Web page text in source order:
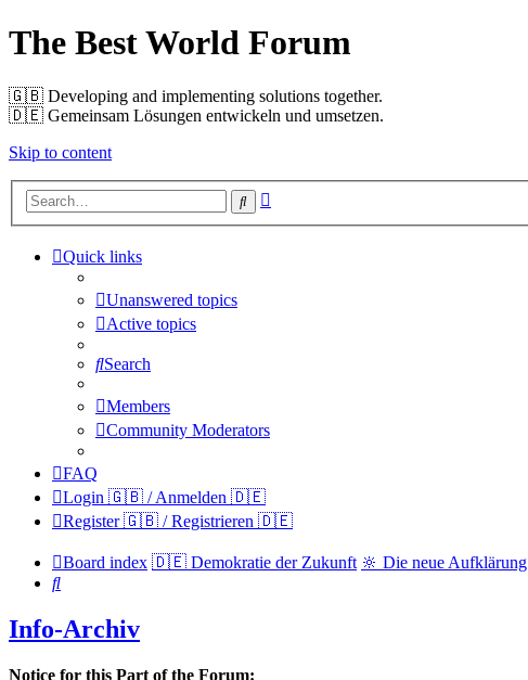
The Best World Forum
🇬🇧️ Developing and implementing solutions together.
🇩🇪️ Gemeinsam Lösungen entwickeln und umsetzen.
Skip to content
Search
Quick links
Unanswered topics
Active topics
Search
Members
Community Moderators
FAQ
Login 🇬🇧 / Anmelden 🇩🇪
Register 🇬🇧 / Registrieren 🇩🇪
Board index 🇩🇪 Demokratie der Zukunft 🔆 Die neue Aufklärung
Search
Info-Archiv
Notice for this Part of the Forum: